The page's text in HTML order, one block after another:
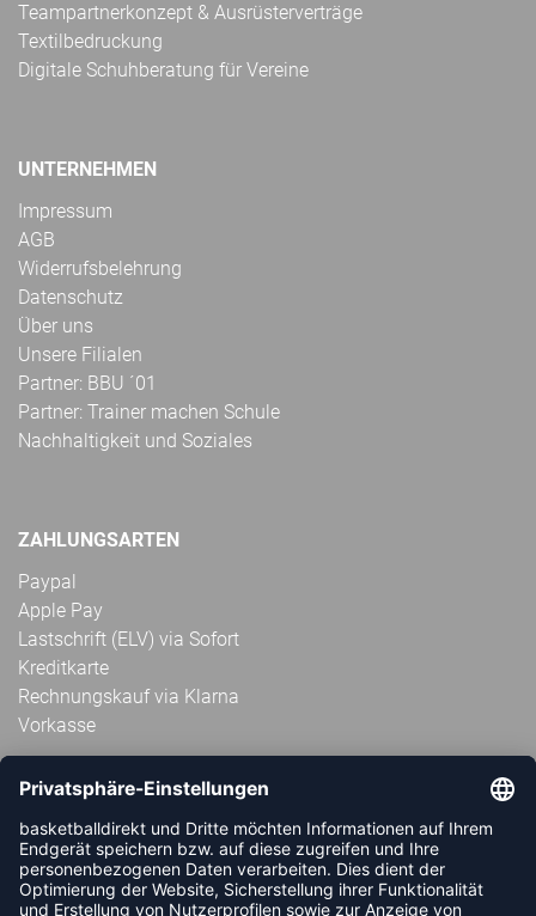
Teampartnerkonzept & Ausrüsterverträge
Textilbedruckung
Digitale Schuhberatung für Vereine
UNTERNEHMEN
Impressum
AGB
Widerrufsbelehrung
Datenschutz
Über uns
Unsere Filialen
Partner: BBU ´01
Partner: Trainer machen Schule
Nachhaltigkeit und Soziales
ZAHLUNGSARTEN
Paypal
Apple Pay
Lastschrift (ELV) via Sofort
Kreditkarte
Rechnungskauf via Klarna
Vorkasse
ABONNIERE JETZT DEN KOSTENLOSEN
HANDBALLDIREKT-NEWSLETTER UND VERPASSE KEINE
NEUIGKEIT ODER AKTION MEHR.
JETZT ANMELDEN